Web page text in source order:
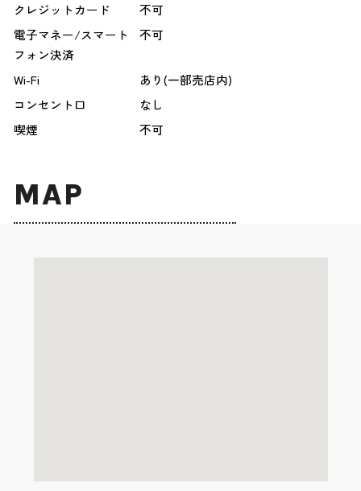
クレジットカード
不可
電子マネー/スマート
フォン決済
不可
Wi-Fi
あり(一部売店内)
コンセント口
なし
喫煙
不可
MAP